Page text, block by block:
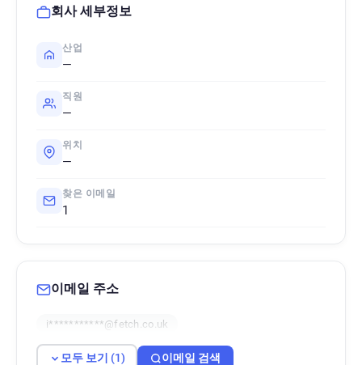
회사 세부정보
산업
—
직원
—
위치
—
찾은 이메일
1
이메일 주소
i***********@fetch.co.uk
모두 보기 (1) 이메일 검색